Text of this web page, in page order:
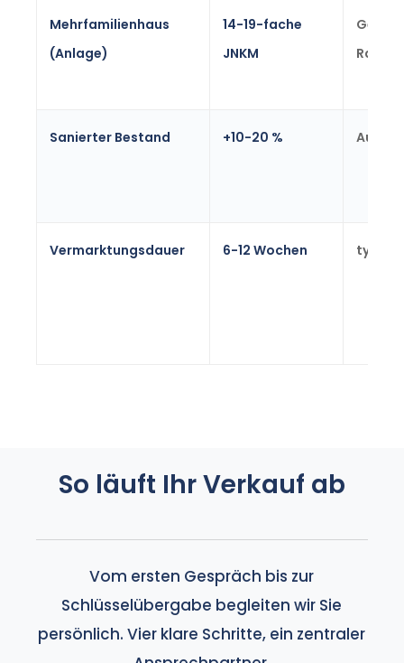
Mehrfamilienhaus
(Anlage)
14-19-fache
JNKM
Range
Sanierter Bestand +10-20 %
Vermarktungsdauer 6-12 Wochen
So läuft Ihr Verkauf ab
Vom ersten Gespräch bis zur
Schlüsselübergabe begleiten wir Sie
persönlich. Vier klare Schritte, ein zentraler